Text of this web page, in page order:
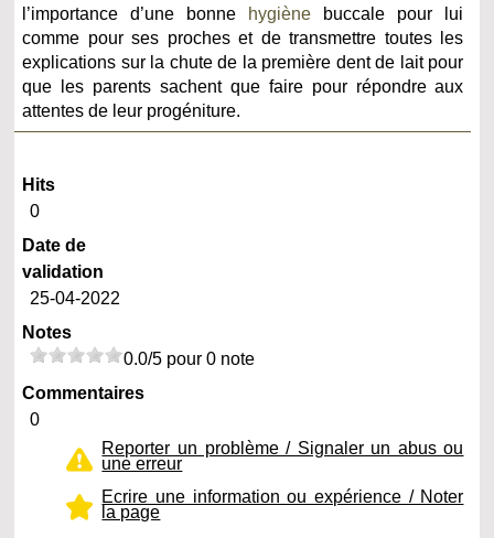
l’importance d’une bonne hygiène buccale pour lui
comme pour ses proches et de transmettre toutes les
explications sur la chute de la première dent de lait pour
que les parents sachent que faire pour répondre aux
attentes de leur progéniture.
Hits
0
Date de
validation
25-04-2022
Notes
0.0/5 pour 0 note
Commentaires
0
Reporter un problème / Signaler un abus ou
une erreur
Ecrire une information ou expérience / Noter
la page